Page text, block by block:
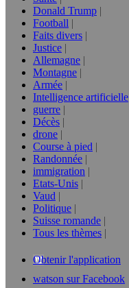
Donald Trump
Football
Faits divers
Justice
Allemagne
Montagne
Armée
Intelligence artificielle
guerre
Décès
drone
Course à pied
Randonnée
immigration
Etats-Unis
Vaud
Politique
Suisse romande
Tous les thèmes
Obtenir l'application
watson sur Facebook